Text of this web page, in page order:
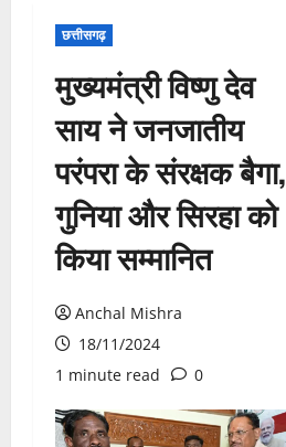
छत्तीसगढ़
मुख्यमंत्री विष्णु देव
साय ने जनजातीय
परंपरा के संरक्षक बैगा,
गुनिया और सिरहा को
किया सम्मानित
Anchal Mishra
18/11/2024
1 minute read
0